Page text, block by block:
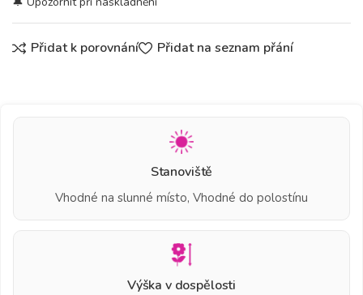
Přidat k porovnání Přidat na seznam přání
Stanoviště
Vhodné na slunné místo, Vhodné do polostínu
Výška v dospělosti